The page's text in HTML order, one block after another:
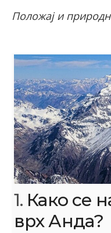
Положај и
1. Како се
врх Анда?